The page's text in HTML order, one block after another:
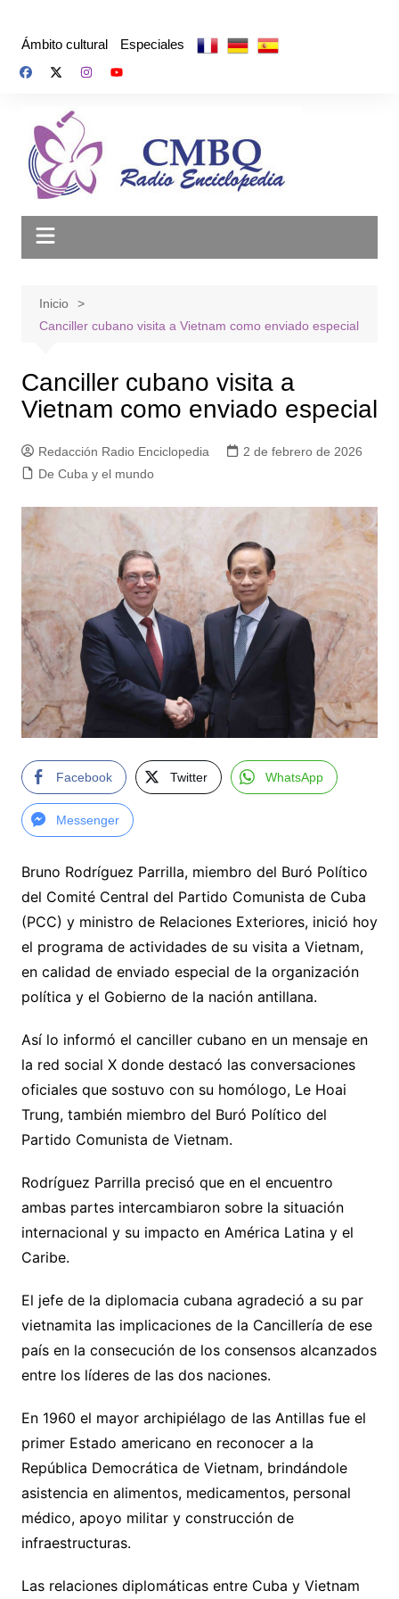
Ámbito cultural Especiales
Inicio
Canciller cubano visita a Vietnam como enviado especial
Canciller cubano visita a
Vietnam como enviado especial
Redacción Radio Enciclopedia
2 de febrero de 2026
De Cuba y el mundo
Facebook Twitter WhatsApp
Messenger
Bruno Rodríguez Parrilla, miembro del Buró Político
del Comité Central del Partido Comunista de Cuba
(PCC) y ministro de Relaciones Exteriores, inició hoy
el programa de actividades de su visita a Vietnam,
en calidad de enviado especial de la organización
política y el Gobierno de la nación antillana.
Así lo informó el canciller cubano en un mensaje en
la red social X donde destacó las conversaciones
oficiales que sostuvo con su homólogo, Le Hoai
Trung, también miembro del Buró Político del
Partido Comunista de Vietnam.
Rodríguez Parrilla precisó que en el encuentro
ambas partes intercambiaron sobre la situación
internacional y su impacto en América Latina y el
Caribe.
El jefe de la diplomacia cubana agradeció a su par
vietnamita las implicaciones de la Cancillería de ese
país en la consecución de los consensos alcanzados
entre los líderes de las dos naciones.
En 1960 el mayor archipiélago de las Antillas fue el
primer Estado americano en reconocer a la
República Democrática de Vietnam, brindándole
asistencia en alimentos, medicamentos, personal
médico, apoyo militar y construcción de
infraestructuras.
Las relaciones diplomáticas entre Cuba y Vietnam